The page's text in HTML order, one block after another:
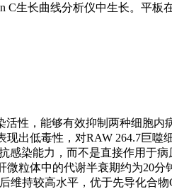
C生长曲线分析仪中生长。平板
活性，能够有效抑制两种细胞
现出低毒性，对RAW 264.7巨噬
感染能力，而不是直接作用于病
粒体中的代谢半衰期约为20分
维持较高水平，优于先导化合物